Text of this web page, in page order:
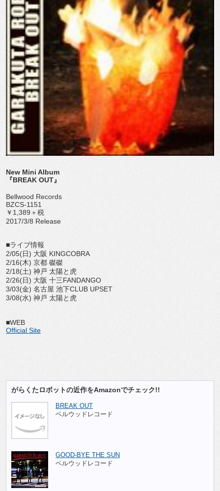
New Mini Album
『BREAK OUT』
Bellwood Records
BZCS-1151
￥1,389＋税
2017/3/8 Release
■ライブ情報
2/05(日) 大阪 KINGCOBRA
2/16(木) 京都 磔磔
2/18(土) 神戸 太陽と虎
2/26(日) 大阪 十三FANDANGO
3/03(金) 名古屋 池下CLUB UPSET
3/08(水) 神戸 太陽と虎
■WEB
Official Site
がらくたロボットの近作をAmazonでチェック!!
BREAK OUT
ベルウッドレコード
GOOD-BYE THE SUN
ベルウッドレコード